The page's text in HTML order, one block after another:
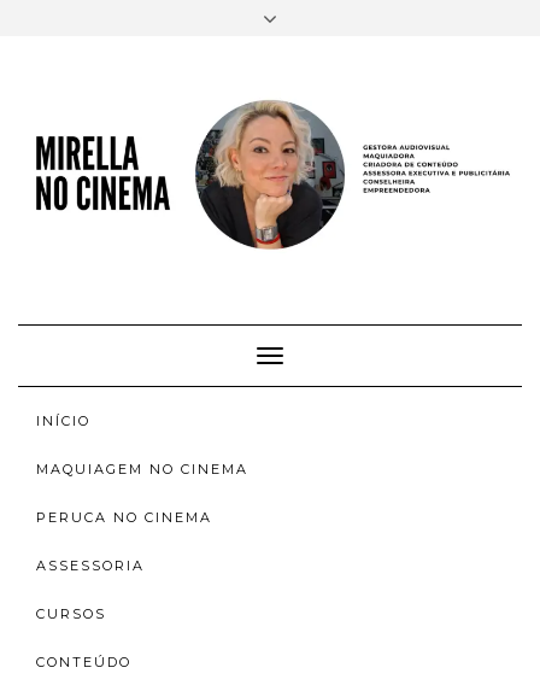
AUTORA
SOBRE
INSTAGRAM
ACERVO
Toggle
Navigation
INÍCIO
MAQUIAGEM NO CINEMA
PERUCA NO CINEMA
ASSESSORIA
CURSOS
CONTEÚDO